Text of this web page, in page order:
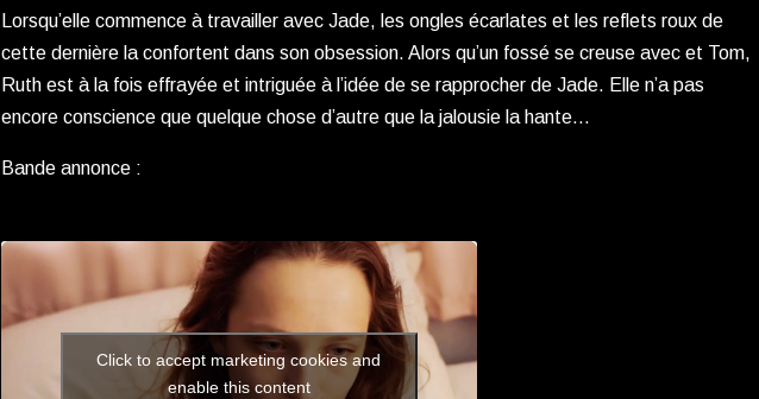
Lorsqu’elle commence à travailler avec Jade, les ongles écarlates et les reflets roux de
cette dernière la confortent dans son obsession. Alors qu’un fossé se creuse avec et Tom,
Ruth est à la fois effrayée et intriguée à l’idée de se rapprocher de Jade. Elle n’a pas
encore conscience que quelque chose d’autre que la jalousie la hante…
Bande annonce :
Click to accept marketing cookies and
enable this content